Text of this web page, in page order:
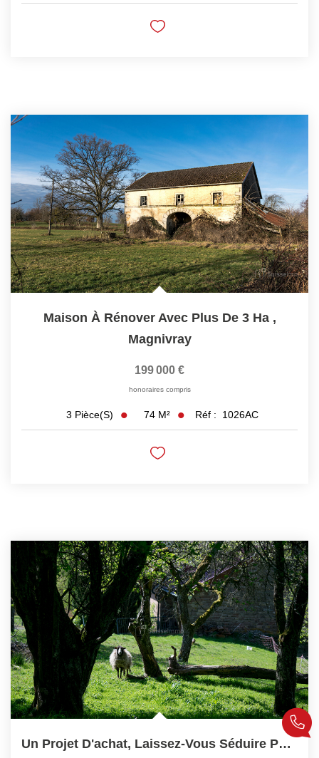
Maison À Rénover Avec Plus De 3 Ha ,
Magnivray
199 000 €
honoraires compris
3 Pièce(s) 74 M² Réf : 1026AC
Un Projet D'achat, Laissez-Vous Séduire Par Ce Bien Rare !